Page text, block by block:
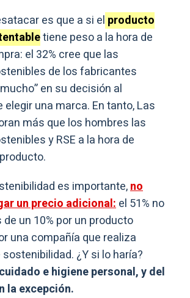
es que a si el producto
tiene peso a la hora de
el 32% cree que las
de los fabricantes
en su decisión al
elegir una marca. En tanto, Las
más que los hombres las
y RSE a la hora de
es importante,no
un precio adicional:el 51% no
un 10% por un producto
una compañía que realiza
¿Y si lo haría?
e higiene personal, y del
la excepción.